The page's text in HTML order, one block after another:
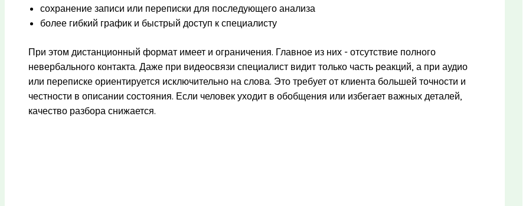
сохранение записи или переписки для последующего анализа
более гибкий график и быстрый доступ к специалисту
При этом дистанционный формат имеет и ограничения. Главное из них - отсутствие полного
невербального контакта. Даже при видеосвязи специалист видит только часть реакций, а при аудио
или переписке ориентируется исключительно на слова. Это требует от клиента большей точности и
честности в описании состояния. Если человек уходит в обобщения или избегает важных деталей,
качество разбора снижается.